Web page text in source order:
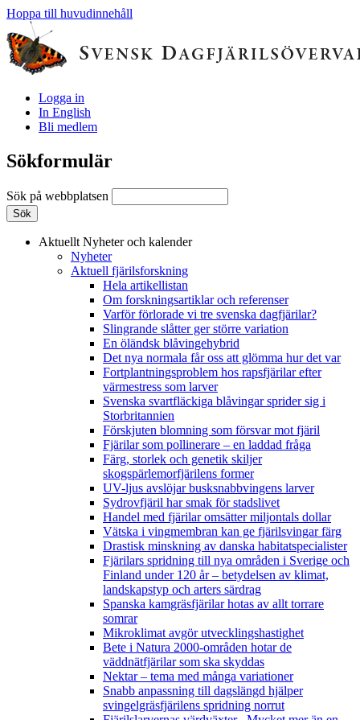
Hoppa till huvudinnehåll
Logga in
In English
Bli medlem
Sökformulär
Sök på webbplatsen
Aktuellt Nyheter och kalender
Nyheter
Aktuell fjärilsforskning
Hela artikellistan
Om forskningsartiklar och referenser
Varför förlorade vi tre svenska dagfjärilar?
Slingrande slåtter ger större variation
En öländsk blåvingehybrid
Det nya normala får oss att glömma hur det var
Fortplantningsproblem hos rapsfjärilar efter
värmestress som larver
Svenska svartfläckiga blåvingar sprider sig i
Storbritannien
Förskjuten blomning som försvar mot fjäril
Fjärilar som pollinerare – en laddad fråga
Färg, storlek och genetik skiljer
skogspärlemorfjärilens former
UV-ljus avslöjar busksnabbvingens larver
Sydrovfjäril har smak för stadslivet
Handel med fjärilar omsätter miljontals dollar
Vätska i vingmembran kan ge fjärilsvingar färg
Drastisk minskning av danska habitatspecialister
Fjärilars spridning till nya områden i Sverige och
Finland under 120 år– betydelsen av klimat,
landskapstyp och arters särdrag
Spanska kamgräsfjärilar hotas av allt torrare
somrar
Mikroklimat avgör utvecklingshastighet
Bete i Natura 2000-områden hotar de
väddnätfjärilar som ska skyddas
Nektar – tema med många variationer
Snabb anpassning till dagslängd hjälper
svingelgräsfjärilens spridning norrut